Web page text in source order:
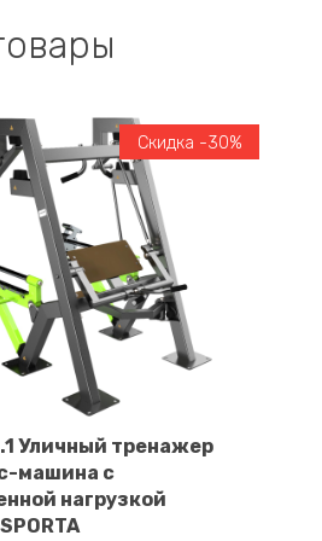
В корзину
Скидка -30%
Уличный тренажер
машина с
нагрузкой